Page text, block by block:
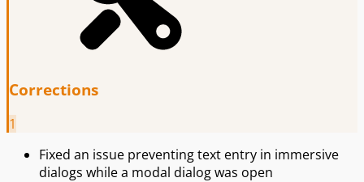
Corrections
1
Fixed an issue preventing text entry in immersive
dialogs while a modal dialog was open